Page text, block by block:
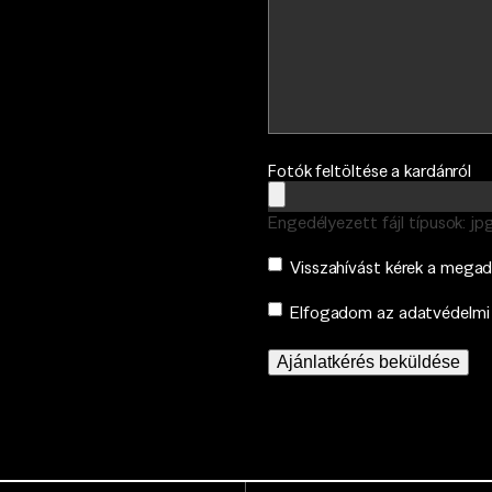
Fotók feltöltése a kardánról
Engedélyezett fájl típusok:
Consent
Visszahívást kérek a
Consent(Kötelező)
Elfogadom az
Ajánlatkérés beküldése